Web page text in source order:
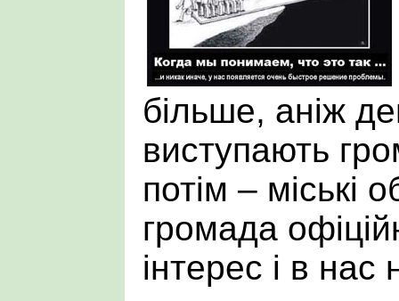
більше, аніж
виступають
потім – міські
громада
інтерес і в